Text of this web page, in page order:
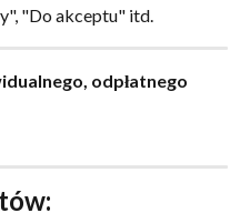
"Do akceptu" itd.
odpłatnego